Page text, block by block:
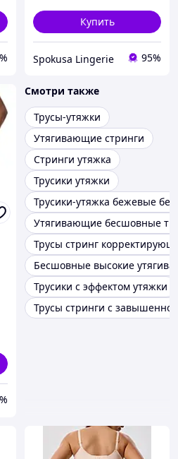
Купить
Spokusa Lingerie 95%
Смотри также
Трусы-утяжки
Утягивающие стринги
Стринги утяжка
Трусики утяжки
Трусики-утяжка бежевые
Утягивающие бесшовные
Трусы стринг
Бесшовные высокие
Трусики с эффектом утяжки
Трусы стринги с